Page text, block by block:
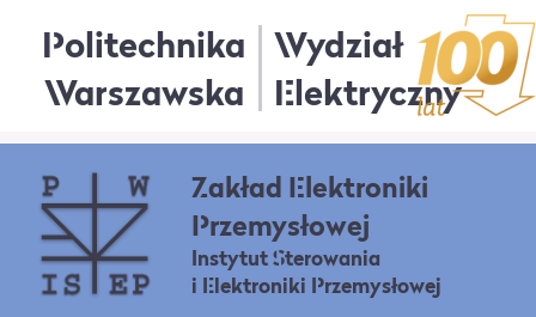
Politechnika
Warszawska
Wydział
Elektryczny
Zakład Elektroniki
Przemysłowej
Instytut Sterowania
i Elektroniki Przemysłowej